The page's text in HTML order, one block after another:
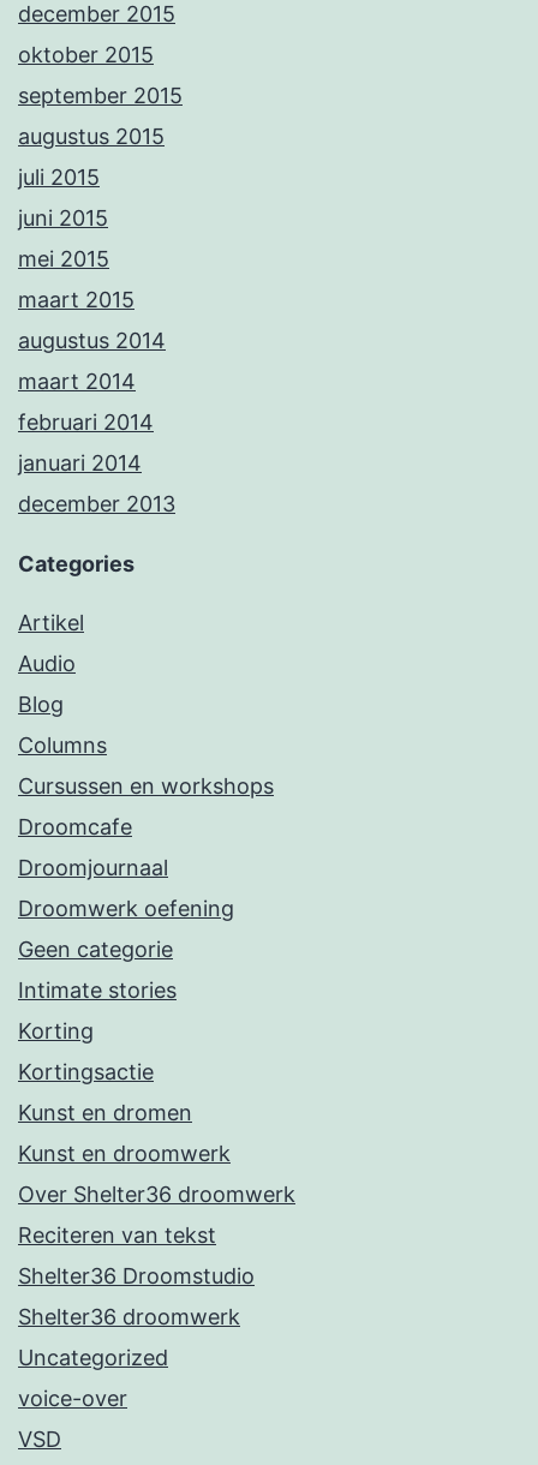
december 2015
oktober 2015
september 2015
augustus 2015
juli 2015
juni 2015
mei 2015
maart 2015
augustus 2014
maart 2014
februari 2014
januari 2014
december 2013
Categories
Artikel
Audio
Blog
Columns
Cursussen en workshops
Droomcafe
Droomjournaal
Droomwerk oefening
Geen categorie
Intimate stories
Korting
Kortingsactie
Kunst en dromen
Kunst en droomwerk
Over Shelter36 droomwerk
Reciteren van tekst
Shelter36 Droomstudio
Shelter36 droomwerk
Uncategorized
voice-over
VSD